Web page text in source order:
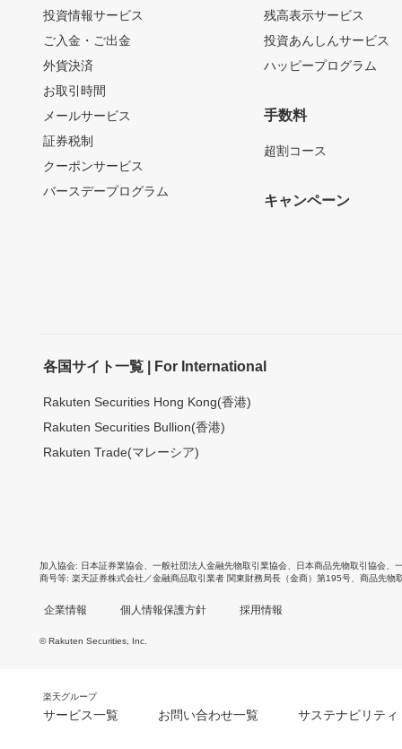
投資情報サービス
ご入金・ご出金
外貨決済
お取引時間
メールサービス
証券税制
クーポンサービス
バースデープログラム
残高表示サービス
投資あんしんサービス
ハッピープログラム
手数料
超割コース
キャンペーン
各国サイト一覧 | For International
Rakuten Securities Hong Kong(香港)
Rakuten Securities Bullion(香港)
Rakuten Trade(マレーシア)
加入協会 日本証券業協会 一般社団法人金融先物取引業協会 日本商品先物取引協会
商号等 楽天証券株式会社／金融商品取引業者 関東財務局長（金商）第195号、商品先物
企業情報 個人情報保護方針 採用情報
© Rakuten Securities, Inc.
楽天グループ
サービス一覧 お問い合わせ一覧 サステナビリティ